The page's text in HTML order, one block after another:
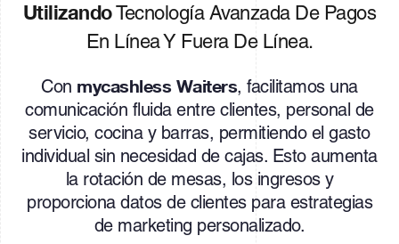
UtilizandoTecnología Avanzada De Pagos
En Línea Y Fuera De Línea.
Con mycashless Waiters, facilitamos una
comunicación fluida entre clientes, personal de
servicio, cocina y barras, permitiendo el gasto
individual sin necesidad de cajas. Esto aumenta
la rotación de mesas, los ingresos y
proporciona datos de clientes para estrategias
de marketing personalizado.